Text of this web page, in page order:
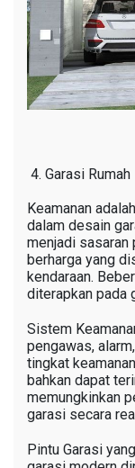
Garasi
Keamanan
dalam desain
menjadi sasaran
berharga yang
kendaraan.
diterapkan pada
Sistem
pengawas,
tingkat
bahkan dapat
memungkinkan
garasi secara
Pintu Garasi